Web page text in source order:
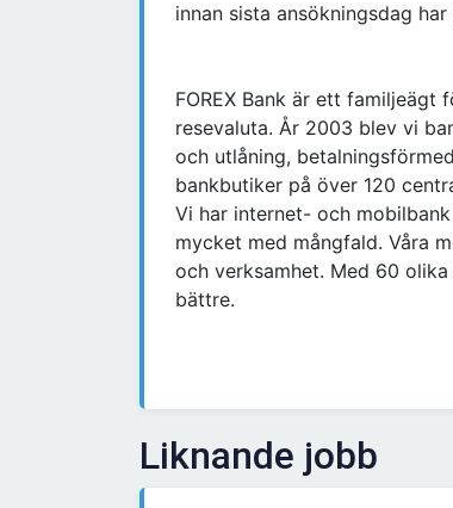
innan sista ansökningsdag har
FOREX Bank är ett familjeägt
resevaluta. År 2003 blev vi
och utlåning,
bankbutiker på över 120
Vi har internet- och
mycket med mångfald. Våra
och verksamhet. Med 60
bättre.
Liknande jobb